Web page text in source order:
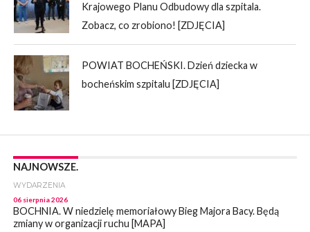
Krajowego Planu Odbudowy dla szpitala.
Zobacz, co zrobiono! [ZDJĘCIA]
POWIAT BOCHEŃSKI. Dzień dziecka w
bocheńskim szpitalu [ZDJĘCIA]
NAJNOWSZE.
WYDARZENIA
06 sierpnia 2026
BOCHNIA. W niedzielę memoriałowy Bieg Majora Bacy. Będą
zmiany w organizacji ruchu [MAPA]